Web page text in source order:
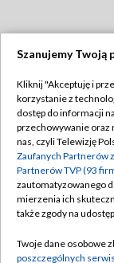
Abonament
Emisja w TVP
Centrum
Naziemna
Rada
Szanujemy Twoją
Kliknij "Akceptuję i
korzystanie z
dostęp do informacji
przechowywanie oraz
nas, czyli Telewizję
Zaufanych Partnerów
Partnerów TVP (93
zautomatyzowanego
mierzenia ich
także zgody na
Twoje dane osobowe
poszczególnych